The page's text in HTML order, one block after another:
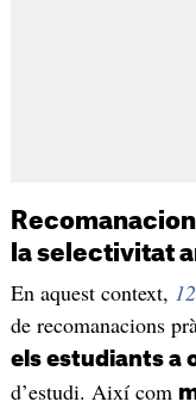
la selectivitat
En aquest context,
de recomanacions
els estudiants a
d’estudi. Així com